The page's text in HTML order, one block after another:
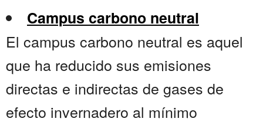
Campus carbono neutral
El campus carbono neutral es aquel
que ha reducido sus emisiones
directas e indirectas de gases de
efecto invernadero al mínimo